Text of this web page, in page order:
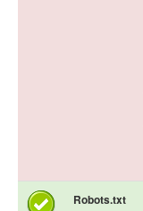
Robots.txt